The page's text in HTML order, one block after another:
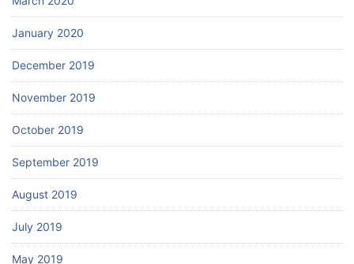
January 2020
December 2019
November 2019
October 2019
September 2019
August 2019
July 2019
May 2019